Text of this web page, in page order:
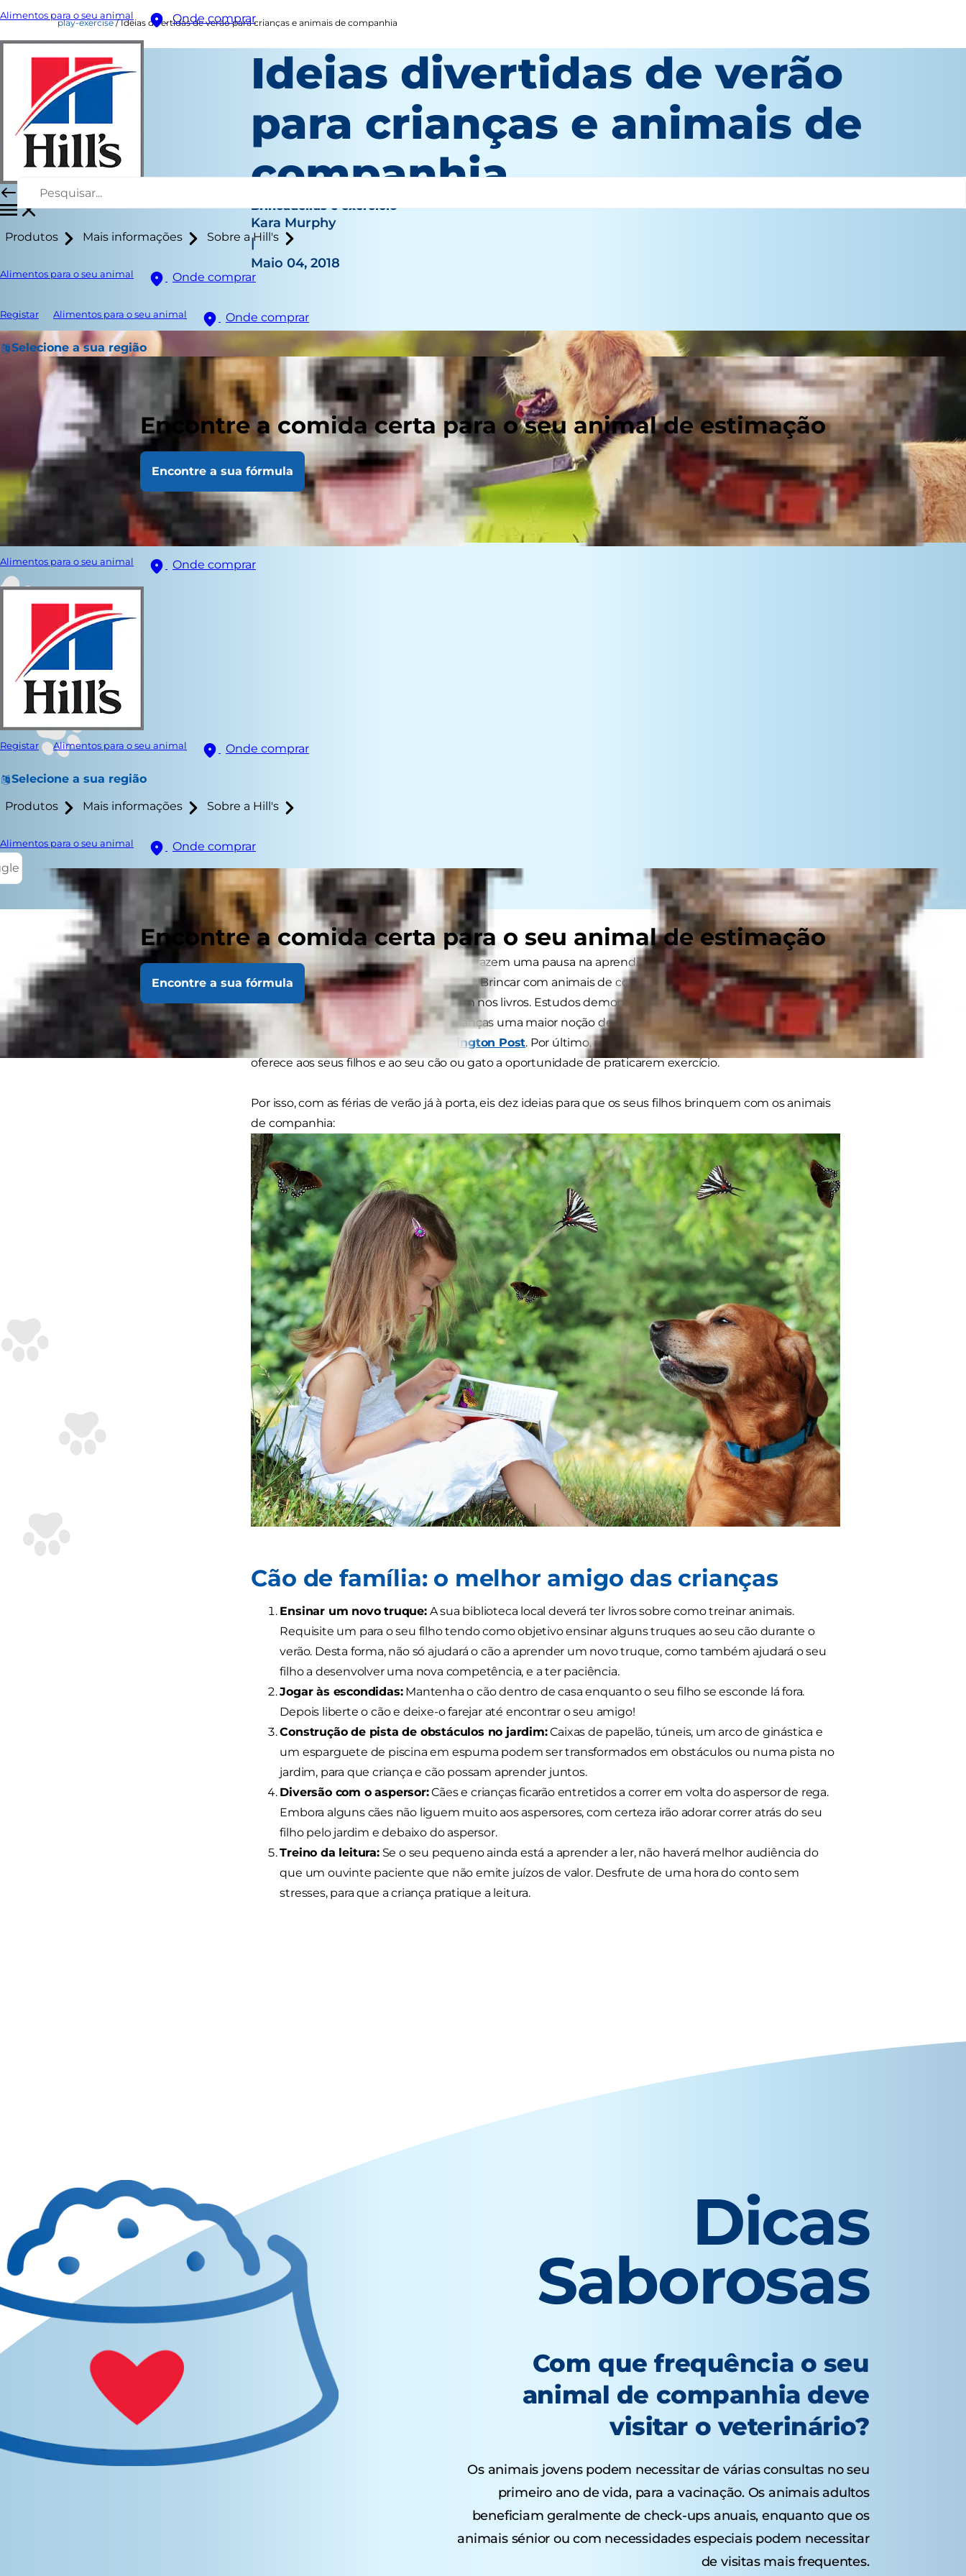
Alimentos para o seu animal Onde comprar
Produtos Mais informações Sobre a Hill's
Alimentos para o seu animal Onde comprar
Registar Alimentos para o seu animal Onde comprar
Selecione a sua região
Encontre a comida certa para o seu animal de estimação
Encontre a sua fórmula
Alimentos para o seu animal Onde comprar
Registar Alimentos para o seu animal Onde comprar
Selecione a sua região
Produtos Mais informações Sobre a Hill's
Alimentos para o seu animal
Onde comprar
Encontre a comida certa para o seu animal de estimação
Encontre a sua fórmula
play-exercise Ideias divertidas de verão para crianças e animais de companhia
Ideias divertidas de verão
para crianças e animais de
companhia
Brincadeiras e exercício
Kara Murphy
|
Maio 04, 2018
Durante as férias de verão, os seus filhos fazem uma pausa na aprendizagem académica, mas isso não
significa que não continuem a aprender. Brincar com animais de companhia ensina às crianças
competências úteis que não aprendem nos livros. Estudos demonstram que passar tempo com um
animal de companhia transmite às crianças uma maior noção de empatia e ensina-lhes o que é a
responsabilidade, refere oThe Washington Post. Por último, mas não menos importante, também
oferece aos seus filhos e ao seu cão ou gato a oportunidade de praticarem exercício.
Por isso, com as férias de verão já à porta, eis dez ideias para que os seus filhos brinquem com os animais
de companhia:
Cão de família: o melhor amigo das crianças
Ensinar um novo truque:A sua biblioteca local deverá ter livros sobre como treinar animais.
Requisite um para o seu filho tendo como objetivo ensinar alguns truques ao seu cão durante o
verão. Desta forma, não só ajudará o cão a aprender um novo truque, como também ajudará o seu
filho a desenvolver uma nova competência, e a ter paciência.
Jogar às escondidas:Mantenha o cão dentro de casa enquanto o seu filho se esconde lá fora.
Depois liberte o cão e deixe-o farejar até encontrar o seu amigo!
Construção de pista de obstáculos no jardim:Caixas de papelão, túneis, um arco de ginástica e
um esparguete de piscina em espuma podem ser transformados em obstáculos ou numa pista no
jardim, para que criança e cão possam aprender juntos.
Diversão com o aspersor:Cães e crianças ficarão entretidos a correr em volta do aspersor de rega.
Embora alguns cães não liguem muito aos aspersores, com certeza irão adorar correr atrás do seu
filho pelo jardim e debaixo do aspersor.
Treino da leitura:Se o seu pequeno ainda está a aprender a ler, não haverá melhor audiência do
que um ouvinte paciente que não emite juízos de valor. Desfrute de uma hora do conto sem
stresses, para que a criança pratique a leitura.
Dicas
Saborosas
Com que frequência o seu
animal de companhia deve
visitar o veterinário?
Os animais jovens podem necessitar de várias consultas no seu
primeiro ano de vida, para a vacinação. Os animais adultos
beneficiam geralmente de check-ups anuais, enquanto que os
animais sénior ou com necessidades especiais podem necessitar
de visitas mais frequentes.